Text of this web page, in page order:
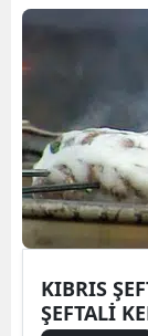
KIBRIS
ŞEFTALİ